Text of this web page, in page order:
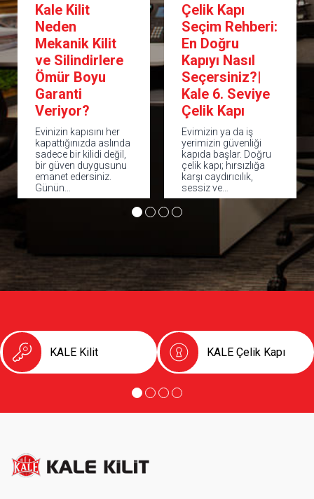
Kale Kilit
Neden
Mekanik Kilit
ve Silindirlere
Ömür Boyu
Garanti
Veriyor?
Evinizin kapısını her
kapattığınızda aslında
sadece bir kilidi değil,
bir güven duygusunu
emanet edersiniz.
Günün…
Çelik Kapı
Seçim Rehberi:
En Doğru
Kapıyı Nasıl
Seçersiniz?|
Kale 6. Seviye
Çelik Kapı
Evimizin ya da iş
yerimizin güvenliği
kapıda başlar. Doğru
çelik kapı; hırsızlığa
karşı caydırıcılık,
sessiz ve…
KALE Kilit KALE Çelik Kapı